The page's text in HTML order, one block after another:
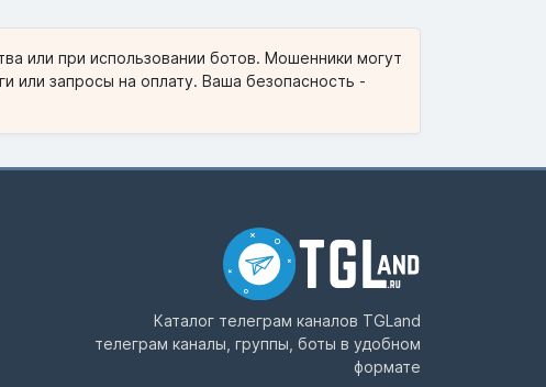
или при использовании ботов. Мошенники могут
или запросы на оплату. Ваша безопасность -
Каталог телеграм каналов TGLand
телеграм каналы, группы, боты в удобном
формате